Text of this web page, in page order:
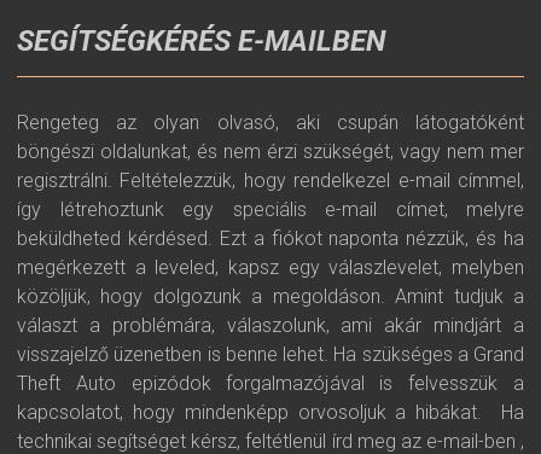
SEGÍTSÉGKÉRÉS E-MAILBEN
Rengeteg az olyan olvasó, aki csupán látogatóként
böngészi oldalunkat, és nem érzi szükségét, vagy nem mer
regisztrálni. Feltételezzük, hogy rendelkezel e-mail címmel,
így létrehoztunk egy speciális e-mail címet, melyre
beküldheted kérdésed. Ezt a fiókot naponta nézzük, és ha
megérkezett a leveled, kapsz egy válaszlevelet, melyben
közöljük, hogy dolgozunk a megoldáson. Amint tudjuk a
választ a problémára, válaszolunk, ami akár mindjárt a
visszajelző üzenetben is benne lehet. Ha szükséges a Grand
Theft Auto epizódok forgalmazójával is felvesszük a
kapcsolatot, hogy mindenképp orvosoljuk a hibákat. Ha
technikai segítséget kérsz, feltétlenül írd meg az e-mail-ben ,